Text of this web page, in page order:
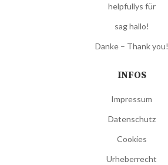
helpfullys für
sag hallo!
Danke – Thank you!
INFOS
Impressum
Datenschutz
Cookies
Urheberrecht